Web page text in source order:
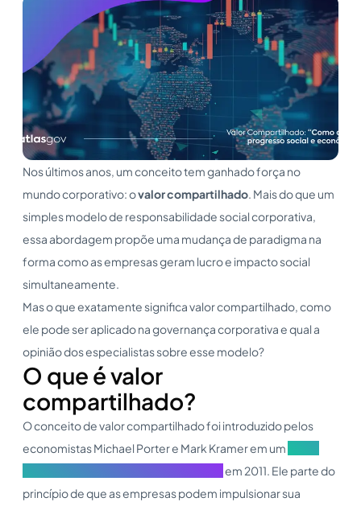
Nos últimos anos, um conceito tem ganhado força no
mundo corporativo: ovalor compartilhado. Mais do que um
simples modelo de responsabilidade social corporativa,
essa abordagem propõe uma mudança de paradigma na
forma como as empresas geram lucro e impacto social
simultaneamente.
Mas o que exatamente significa valor compartilhado, como
ele pode ser aplicado na governança corporativa e qual a
opinião dos especialistas sobre esse modelo?
O que é valor
compartilhado?
O conceito de valor compartilhado foi introduzido pelos
economistas Michael Porter e Mark Kramer em um
em 2011. Ele parte do
princípio de que as empresas podem impulsionar sua